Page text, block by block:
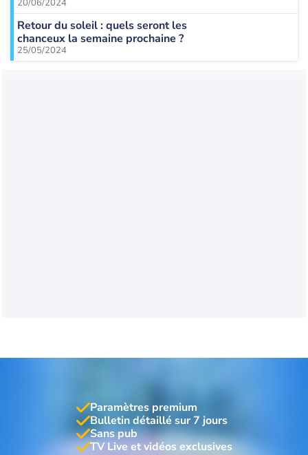
Retour du soleil : quels seront les
chanceux la semaine prochaine ?
25/05/2024
Paramètres premium
Bulletin détaillé sur 7 jours
Sans pub
TV Live et vidéos exclusives